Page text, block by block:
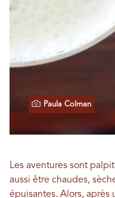
Paula Colman
Les aventures sont
aussi être chaudes,
épuisantes. Alors, après